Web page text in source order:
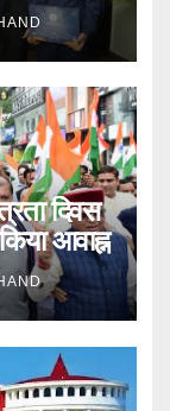
दिवस
आवाह्न